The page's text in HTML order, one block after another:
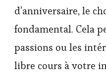
d’anniversaire, le
fondamental. Cela
passions ou les
libre cours à votre